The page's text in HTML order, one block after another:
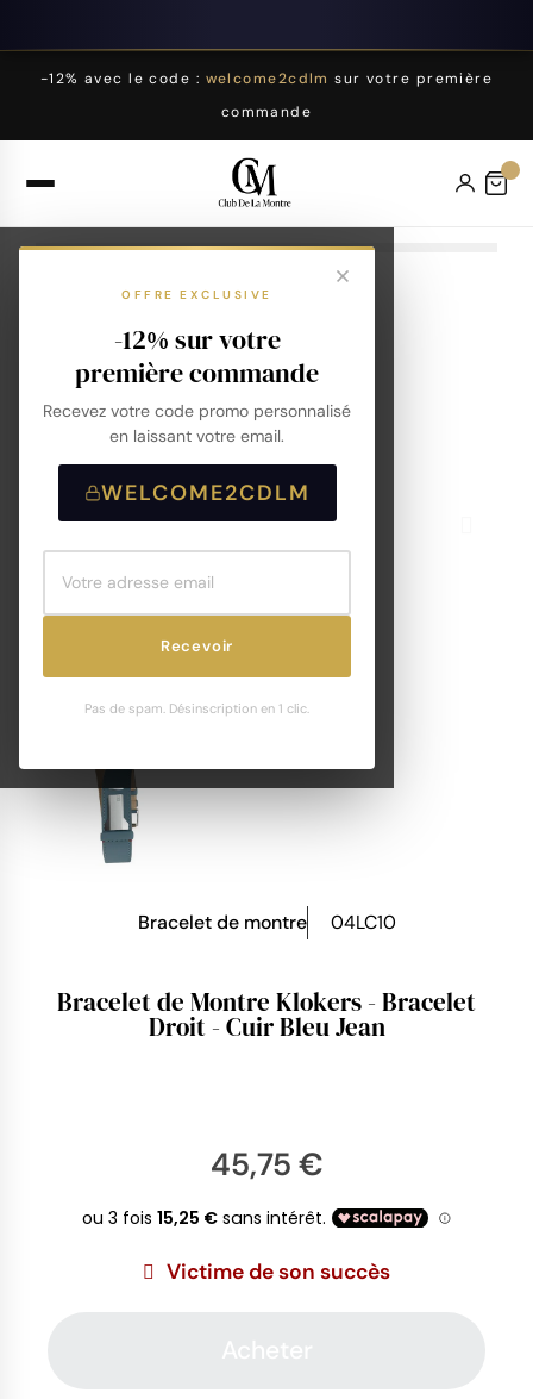
-12% avec le code : welcome2cdlm sur votre première
commande
OFFRE EXCLUSIVE
-12% sur votre
première commande
Recevez votre code promo personnalisé
en laissant votre email.
WELCOME2CDLM
Recevoir
Pas de spam. Désinscription en 1 clic.
Bracelet de montre 04LC10
Bracelet de Montre Klokers - Bracelet
Droit - Cuir Bleu Jean
45,75 €
Victime de son succès